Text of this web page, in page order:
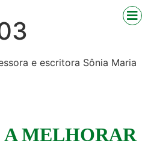
e escritora Sônia Maria
A MELHORAR